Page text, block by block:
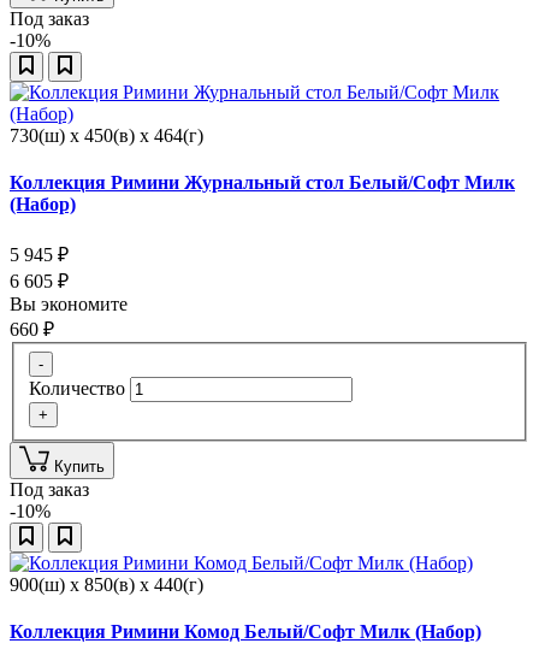
Под заказ
-10%
730(ш) x 450(в) x 464(г)
Коллекция Римини Журнальный стол Белый/Софт Милк
(Набор)
5 945 ₽
6 605 ₽
Вы экономите
660 ₽
-
Количество
+
Купить
Под заказ
-10%
900(ш) x 850(в) x 440(г)
Коллекция Римини Комод Белый/Софт Милк (Набор)